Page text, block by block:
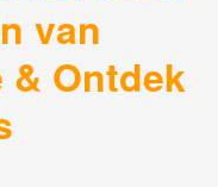
van
& Ontdek